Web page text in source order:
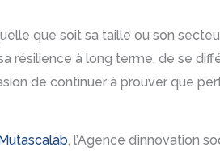
que soit sa taille ou son
résilience à long terme, de se
de continuer à prouver que
Mutascalab, l’Agence d’innovation